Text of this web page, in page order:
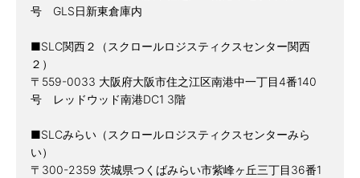
号 GLS日新東倉庫内
■SLC関西２（スクロールロジスティクスセンター関西
２）
〒559-0033 大阪府大阪市住之江区南港中一丁目4番140
号 レッドウッド南港DC1 3階
■SLCみらい（スクロールロジスティクスセンターみら
い）
〒300-2359 茨城県つくばみらい市紫峰ヶ丘三丁目36番1